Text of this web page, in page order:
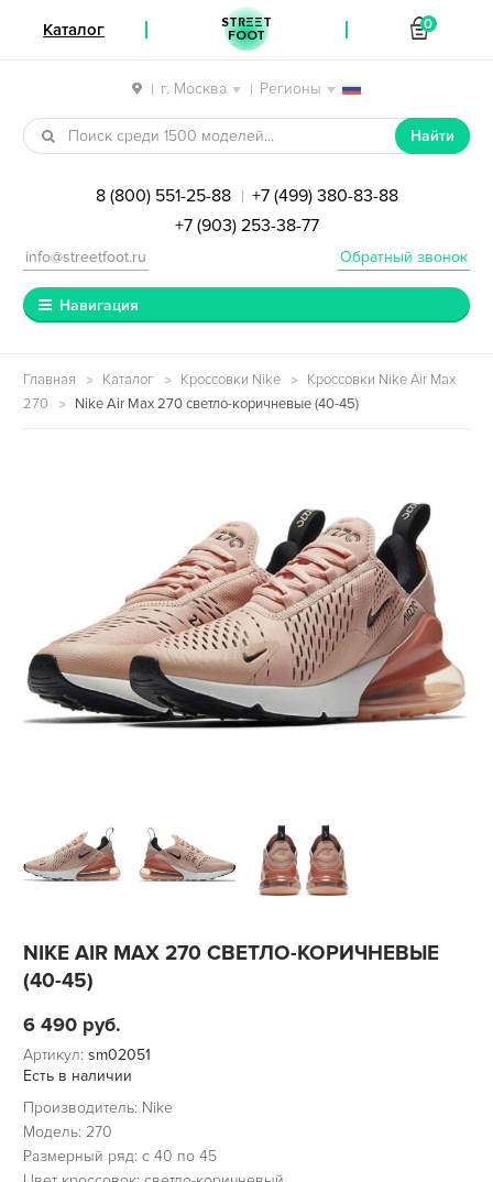
| г. Москва | Регионы
Перейти к навигации
Перейти к содержимому
Найти
8 (800) 551-25-88 | +7 (499) 380-83-88
+7 (903) 253-38-77
Обратный звонок
info@streetfoot.ru
Навигация
Главная Каталог Кроссовки Nike
Кроссовки Nike Air Max
270
Nike Air Max 270 светло-коричневые (40-45)
NIKE AIR MAX 270 СВЕТЛО-КОРИЧНЕВЫЕ
(40-45)
6 490 руб.
Артикул: sm02051
Есть в наличии
Производитель: Nike
Модель: 270
Размерный ряд: c 40 по 45
Каталог STREET
FOOT
0